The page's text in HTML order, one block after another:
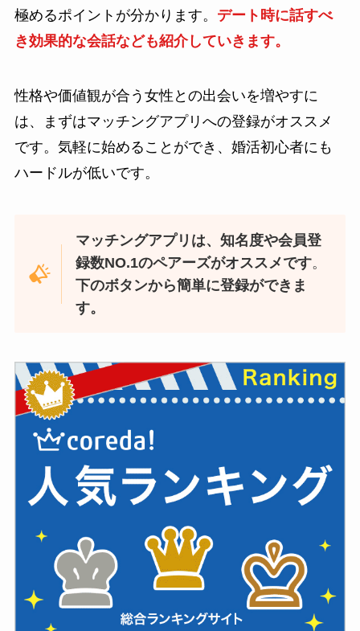
極めるポイントが分かります。 デート時に話すべ
き効果的な会話なども紹介していきます。
性格や価値観が合う女性との出会いを増やすに
は、まずはマッチングアプリへの登録がオススメ
です。気軽に始めることができ、婚活初心者にも
ハードルが低いです。
マッチングアプリは、知名度や会員登
録数NO.1のペアーズがオススメです。
下のボタンから簡単に登録ができま
す。